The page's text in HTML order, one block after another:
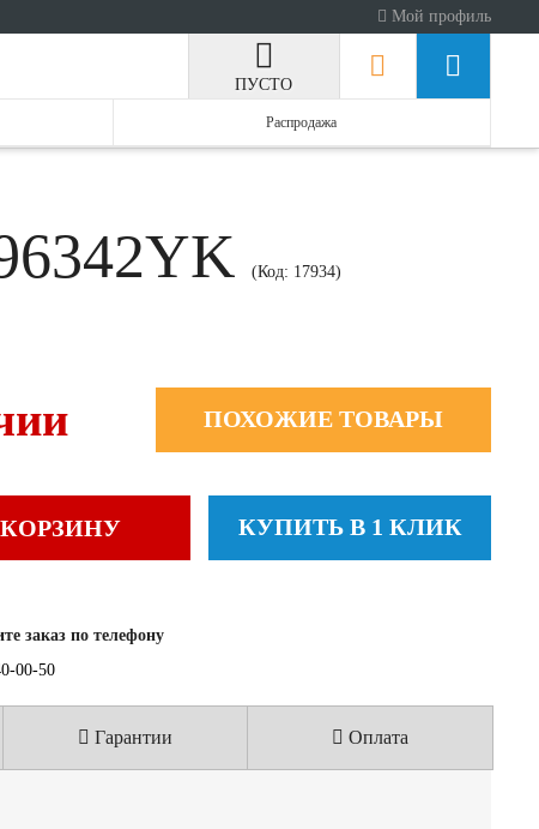
Мой профиль
ПУСТО
Распродажа
(Код: 17934)
ПОХОЖИЕ ТОВАРЫ
КУПИТЬ В 1 КЛИК
заказ по телефону
00-50
Гарантии Оплата